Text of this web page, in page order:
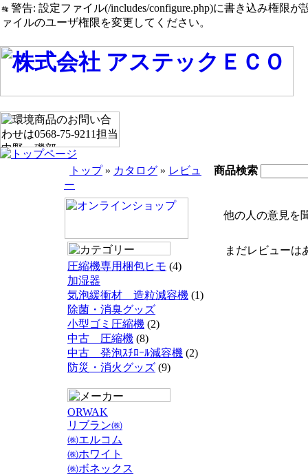
警告: 設定ファイル(/includes/configure.php)に書き込み権限が
ァイルのユーザ権限を変更してください。
トップ» カタログ » レビュ
ー
商品検索
圧縮機専用梱包ヒモ (4)
加湿器
気泡緩衝材 造粒減容機 (1)
除菌・消臭グッズ
小型ゴミ圧縮機 (2)
中古 圧縮機 (8)
中古 発泡ｽﾁﾛｰﾙ減容機 (2)
防災・消火グッズ (9)
ORWAK
リブラン㈱
㈱エルコム
㈱ホワイト
㈱ボネックス
他の人の意見を
まだレビューは